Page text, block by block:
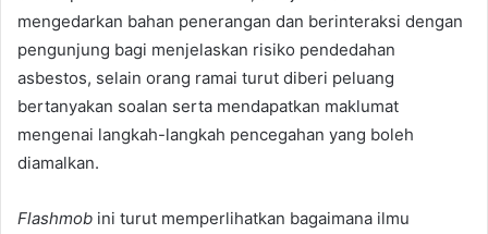
mengedarkan bahan penerangan dan berinteraksi dengan
pengunjung bagi menjelaskan risiko pendedahan
asbestos, selain orang ramai turut diberi peluang
bertanyakan soalan serta mendapatkan maklumat
mengenai langkah-langkah pencegahan yang boleh
diamalkan.
Flashmob ini turut memperlihatkan bagaimana ilmu